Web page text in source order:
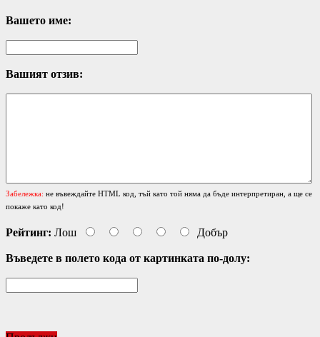
Вашето име:
Вашият отзив:
Забележка: не въвеждайте HTML код, тъй като той няма да бъде интерпретиран, а ще се
покаже като код!
Рейтинг: Лош Добър
Въведете в полето кода от картинката по-долу: